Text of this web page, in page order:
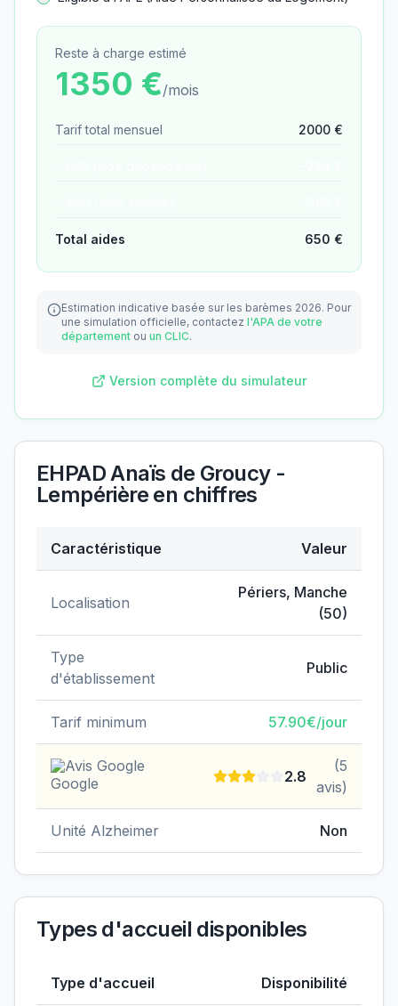
Reste à charge estimé
1350 €/mois
Tarif total mensuel 2000 €
Total aides 650 €
Estimation indicative basée sur les barèmes 2026. Pour
une simulation officielle, contactez l'APA de votre
département ou un CLIC.
Version complète du simulateur
EHPAD Anaïs de Groucy -
Lempérière en chiffres
Caractéristique Valeur
Localisation
Périers, Manche
(50)
Type
d'établissement
Public
Tarif minimum 57.90€/jour
Avis Google
2.8
(5
avis)
Unité Alzheimer Non
Types d'accueil disponibles
Type d'accueil Disponibilité